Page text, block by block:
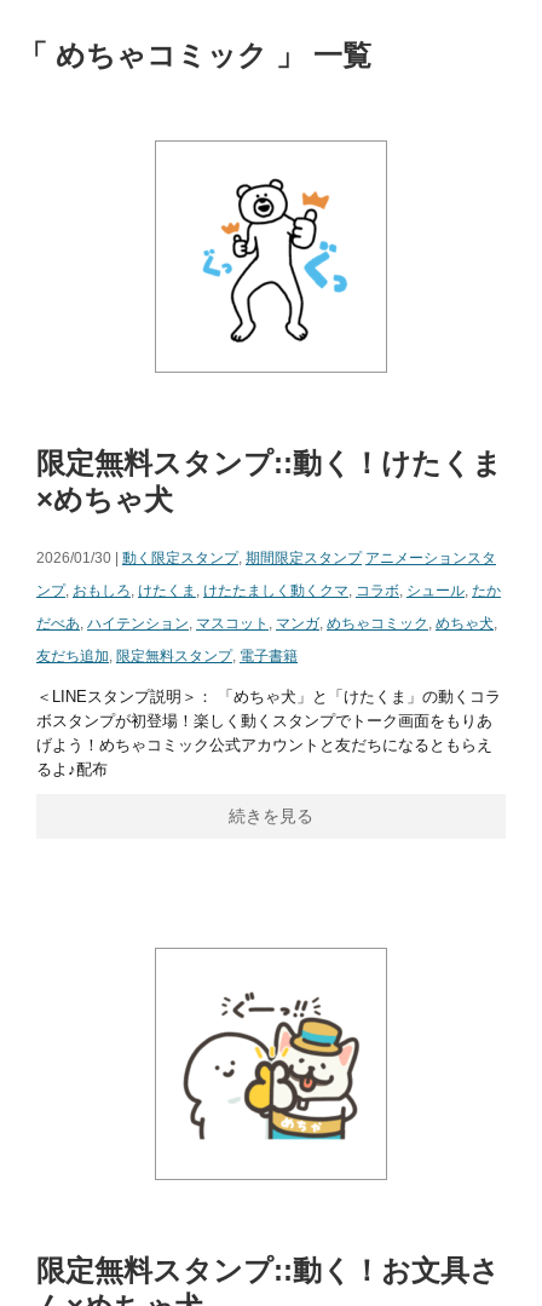
「 めちゃコミック 」 一覧
限定無料スタンプ::動く！けたくま
×めちゃ犬
2026/01/30 | 動く限定スタンプ, 期間限定スタンプ アニメーションスタ
ンプ, おもしろ, けたくま , けたたましく動くクマ, コラボ, シュール, たか
だべあ, ハイテンション, マスコット , マンガ, めちゃコミック , めちゃ犬,
友だち追加, 限定無料スタンプ, 電子書籍
＜LINEスタンプ説明＞： 「めちゃ犬」と「けたくま」の動くコラ
ボスタンプが初登場！楽しく動くスタンプでトーク画面をもりあ
げよう！めちゃコミック公式アカウントと友だちになるともらえ
るよ♪配布
続きを見る
限定無料スタンプ::動く！お文具さ